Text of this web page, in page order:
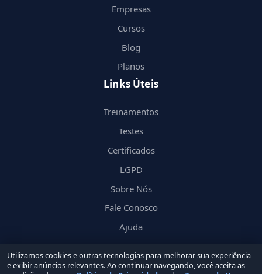
Empresas
Cursos
Blog
Planos
Links Úteis
Treinamentos
Testes
Certificados
LGPD
Sobre Nós
Fale Conosco
Ajuda
Utilizamos cookies e outras tecnologias para melhorar sua experiência
e exibir anúncios relevantes. Ao continuar navegando, você aceita as